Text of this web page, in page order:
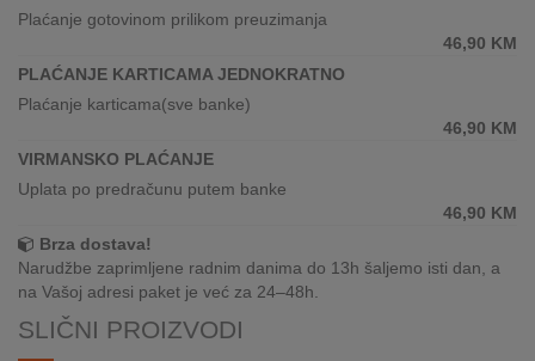
KATALOZI
KAKO
KUPITI?
INOSTRANSTVA
OZNAKE
ENERGETSKE
UČINKOVITOSTI
Plaćanje gotovinom prilikom preuzimanja
46,90 KM
PLAĆANJE KARTICAMA JEDNOKRATNO
Plaćanje karticama(sve banke)
46,90 KM
VIRMANSKO PLAĆANJE
Uplata po predračunu putem banke
46,90 KM
Brza dostava!
Narudžbe zaprimljene radnim danima do 13h šaljemo isti dan, a
na Vašoj adresi paket je već za 24–48h.
SLIČNI PROIZVODI